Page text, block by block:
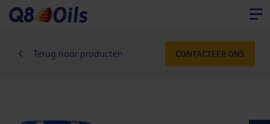
Terug naar producten CONTACTEER ONS